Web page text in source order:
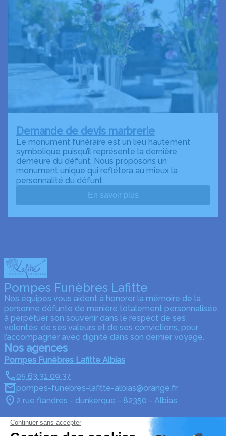
Demande de devis marbrerie
Le monument funéraire est un lieu hautement
symbolique puisqu’il représente la dernière
demeure du défunt. Nous proposons un
monument unique qui reflétera au mieux la
personnalité du défunt.
En savoir plus
Pompes Funèbres Lafitte
Nos équipes vous aident à honorer la mémoire de la
personne défunte de manière totalement personnalisée,
à perpétuer son souvenir dans le respect de ses
volontés, de ses valeurs et de ses convictions, pour
l’accompagner avec dignité dans son dernier voyage.
Nos agences
Pompes Funèbres Lafitte Albias
05 63 31 09 37
pompes-funebres-lafitte-albias@orange.fr
2 rue flandres - dunkerque - 82350 - Albias
Pompes Funèbres Lafitte